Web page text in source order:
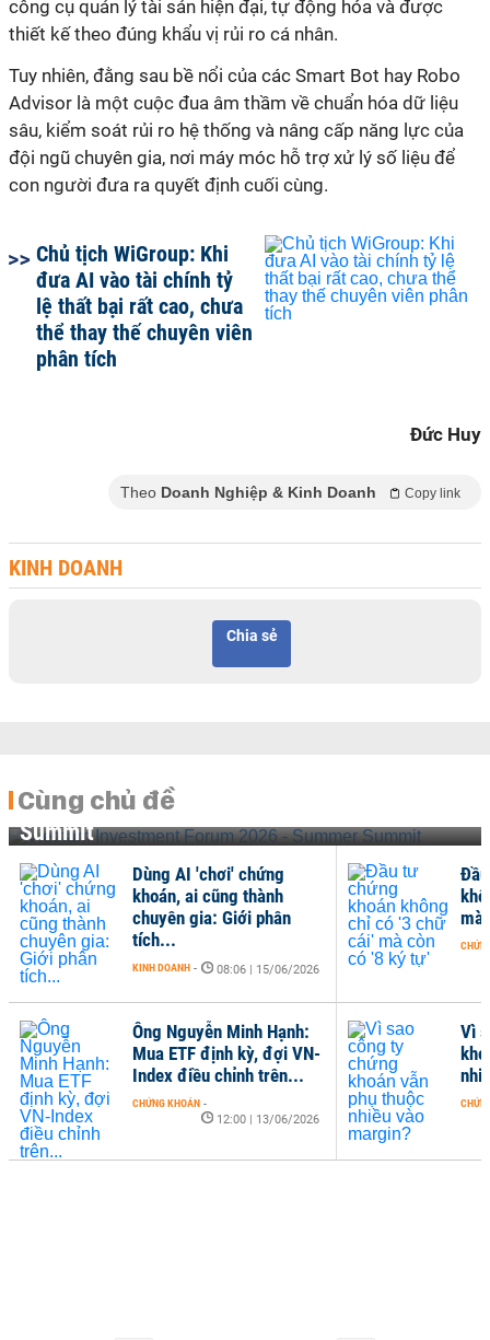
công cụ quản lý tài sản hiện đại, tự động hóa và được
thiết kế theo đúng khẩu vị rủi ro cá nhân.
Tuy nhiên, đằng sau bề nổi của các Smart Bot hay Robo
Advisor là một cuộc đua âm thầm về chuẩn hóa dữ liệu
sâu, kiểm soát rủi ro hệ thống và nâng cấp năng lực của
đội ngũ chuyên gia, nơi máy móc hỗ trợ xử lý số liệu để
con người đưa ra quyết định cuối cùng.
Chủ tịch WiGroup: Khi
đưa AI vào tài chính tỷ
lệ thất bại rất cao, chưa
thể thay thế chuyên viên
phân tích
Đức Huy
Theo Doanh Nghiệp & Kinh Doanh Copy link
KINH DOANH
Chia sẻ
Cùng chủ đề
Vietnam Investment Forum 2026 - Summer
Summit
Vì
Dùng AI 'chơi' chứng
khoán, ai cũng thành
chuyên gia: Giới phân
tích...
KINH DOANH - 08:06 | 15/06/2026
Ông Nguyễn Minh Hạnh:
Mua ETF định kỳ, đợi VN-
Index điều chỉnh trên...
CHỨNG KHOÁN -
12:00 | 13/06/2026
mà